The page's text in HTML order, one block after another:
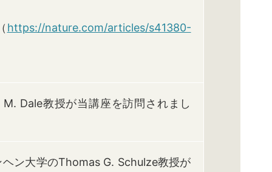
https://nature.com/articles/s41380-
Dale教授が当講座を訪問されまし
ン大学のThomas G. Schulze教授が